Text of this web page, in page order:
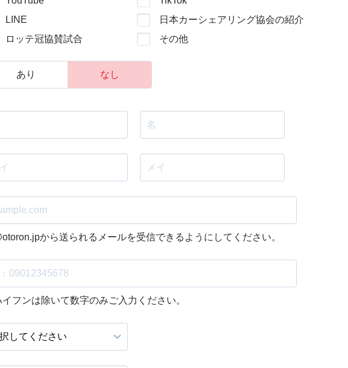
LINE
日本カーシェアリング協会の紹介
ロッテ冠協賛試合
その他
あり なし
から送られるメールを受信できるようにしてください。
フンは除いて数字のみご入力ください。